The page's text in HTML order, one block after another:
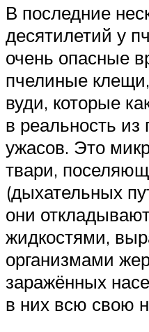
В последние
десятилетий у
очень опасные
пчелиные
вуди, которые
в реальность
ужасов. Это
твари,
(дыхательных
они
жидкостями,
организмами
заражённых
в них всю свою